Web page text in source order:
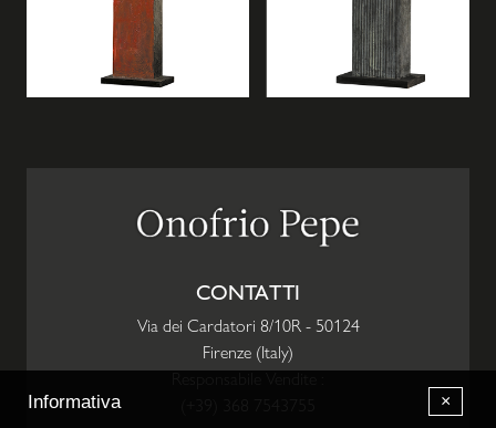
CONTATTI
Via dei Cardatori 8/10R- 50124
Firenze (Italy)
×
Informativa